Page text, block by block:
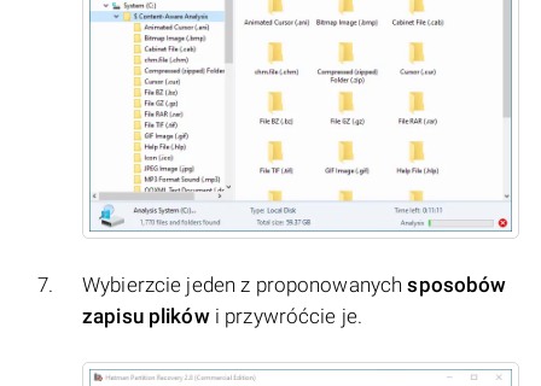
Wybierzcie jeden z proponowanychsposobów
zapisu plikówi przywróćcie je.